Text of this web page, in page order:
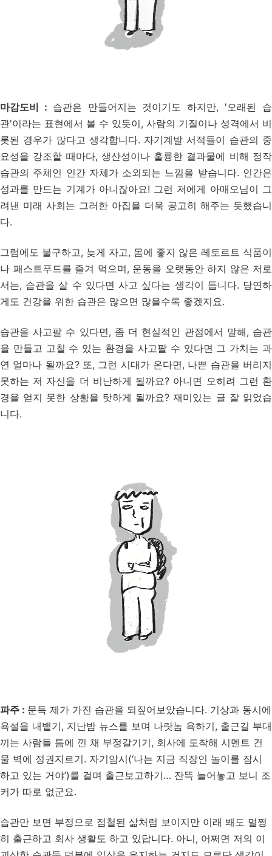
마감도비 : 습관은 만들어지는 것이기도 하지만, '오래된 습
관'이라는 표현에서 볼 수 있듯이, 사람의 기질이나 성격에서 비
롯된 경우가 많다고 생각합니다. 자기계발 서적들이 습관의 중
요성을 강조할 때마다, 생산성이나 훌륭한 결과물에 비해 정작
습관의 주체인 인간 자체가 소외되는 느낌을 받습니다. 인간은
성과를 만드는 기계가 아니잖아요! 그런 저에게 아매오님이 그
려낸 미래 사회는 그러한 아집을 더욱 공고히 해주는 듯했습니
다.
그럼에도 불구하고, 늦게 자고, 몸에 좋지 않은 레토르트 식품이
나 패스트푸드를 즐겨 먹으며, 운동을 오랫동안 하지 않은 저로
서는, 습관을 살 수 있다면 사고 싶다는 생각이 듭니다. 당연하
게도 건강을 위한 습관은 많으면 많을수록 좋겠지요.
습관을 사고팔 수 있다면, 좀 더 현실적인 관점에서 말해, 습관
을 만들고 고칠 수 있는 환경을 사고팔 수 있다면 그 가치는 과
연 얼마나 될까요? 또, 그런 시대가 온다면, 나쁜 습관을 버리지
못하는 저 자신을 더 비난하게 될까요? 아니면 오히려 그런 환
경을 얻지 못한 상황을 탓하게 될까요? 재미있는 글 잘 읽었습
니다.
파주 : 문득 제가 가진 습관을 되짚어보았습니다. 기상과 동시에
욕설을 내뱉기, 지난밤 뉴스를 보며 나랏놈 욕하기, 출근길 부대
끼는 사람들 틈에 낀 채 부정갈기기, 회사에 도착해 시멘트 건
물 벽에 정권지르기. 자기암시(‘나는 지금 직장인 놀이를 잠시
하고 있는 거야’)를 걸며 출근보고하기… 잔뜩 늘어놓고 보니 조
커가 따로 없군요.
습관만 보면 부정으로 점철된 삶처럼 보이지만 이래 봬도 멀쩡
히 출근하고 회사 생활도 하고 있답니다. 아니, 어쩌면 저의 이